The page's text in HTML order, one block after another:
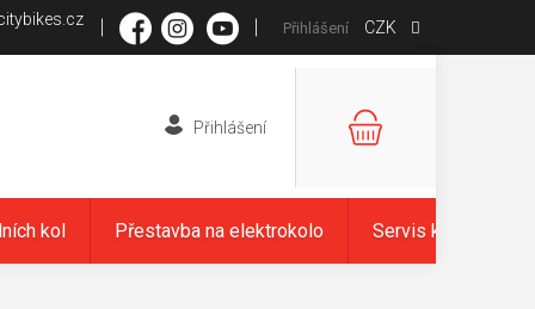
CZK
Přihlášení
NÁKUPNÍ
kol Přestavba na elektrokolo Servis kol